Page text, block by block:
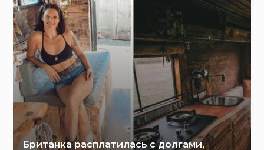
Британка расплатилась с долгами,